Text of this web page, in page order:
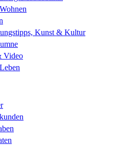
Kunst & Kultur
Video